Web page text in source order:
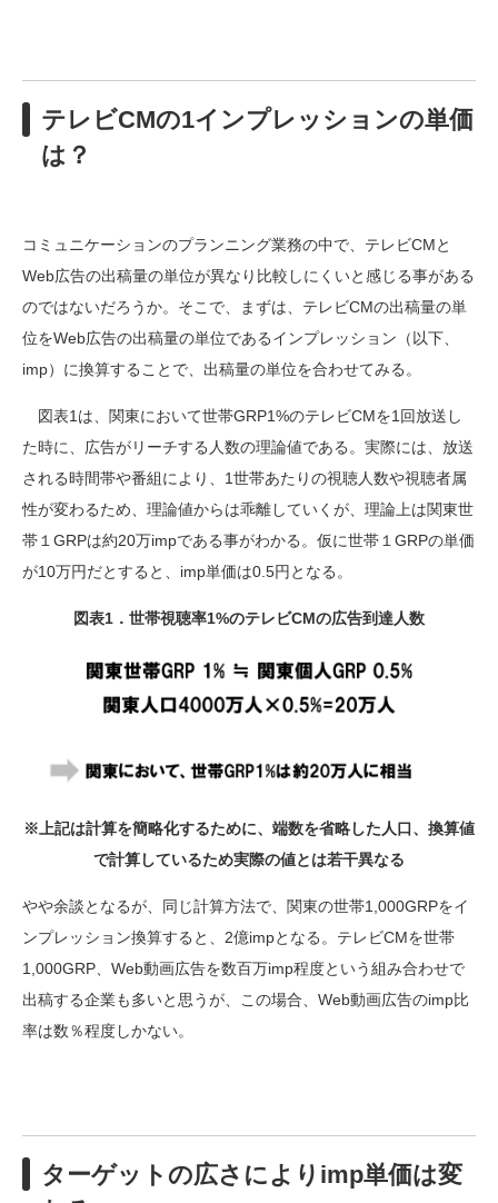
テレビCMの1インプレッションの単価
は？
コミュニケーションのプランニング業務の中で、テレビCMと
Web広告の出稿量の単位が異なり比較しにくいと感じる事がある
のではないだろうか。そこで、まずは、テレビCMの出稿量の単
位をWeb広告の出稿量の単位であるインプレッション（以下、
imp）に換算することで、出稿量の単位を合わせてみる。
図表1は、関東において世帯GRP1%のテレビCMを1回放送し
た時に、広告がリーチする人数の理論値である。実際には、放送
される時間帯や番組により、1世帯あたりの視聴人数や視聴者属
性が変わるため、理論値からは乖離していくが、理論上は関東世
帯１GRPは約20万impである事がわかる。仮に世帯１GRPの単価
が10万円だとすると、imp単価は0.5円となる。
図表1．世帯視聴率1%のテレビCMの広告到達人数
※上記は計算を簡略化するために、端数を省略した人口、換算値
で計算しているため実際の値とは若干異なる
やや余談となるが、同じ計算方法で、関東の世帯1,000GRPをイ
ンプレッション換算すると、2億impとなる。テレビCMを世帯
1,000GRP、Web動画広告を数百万imp程度という組み合わせで
出稿する企業も多いと思うが、この場合、Web動画広告のimp比
率は数％程度しかない。
ターゲットの広さによりimp単価は変